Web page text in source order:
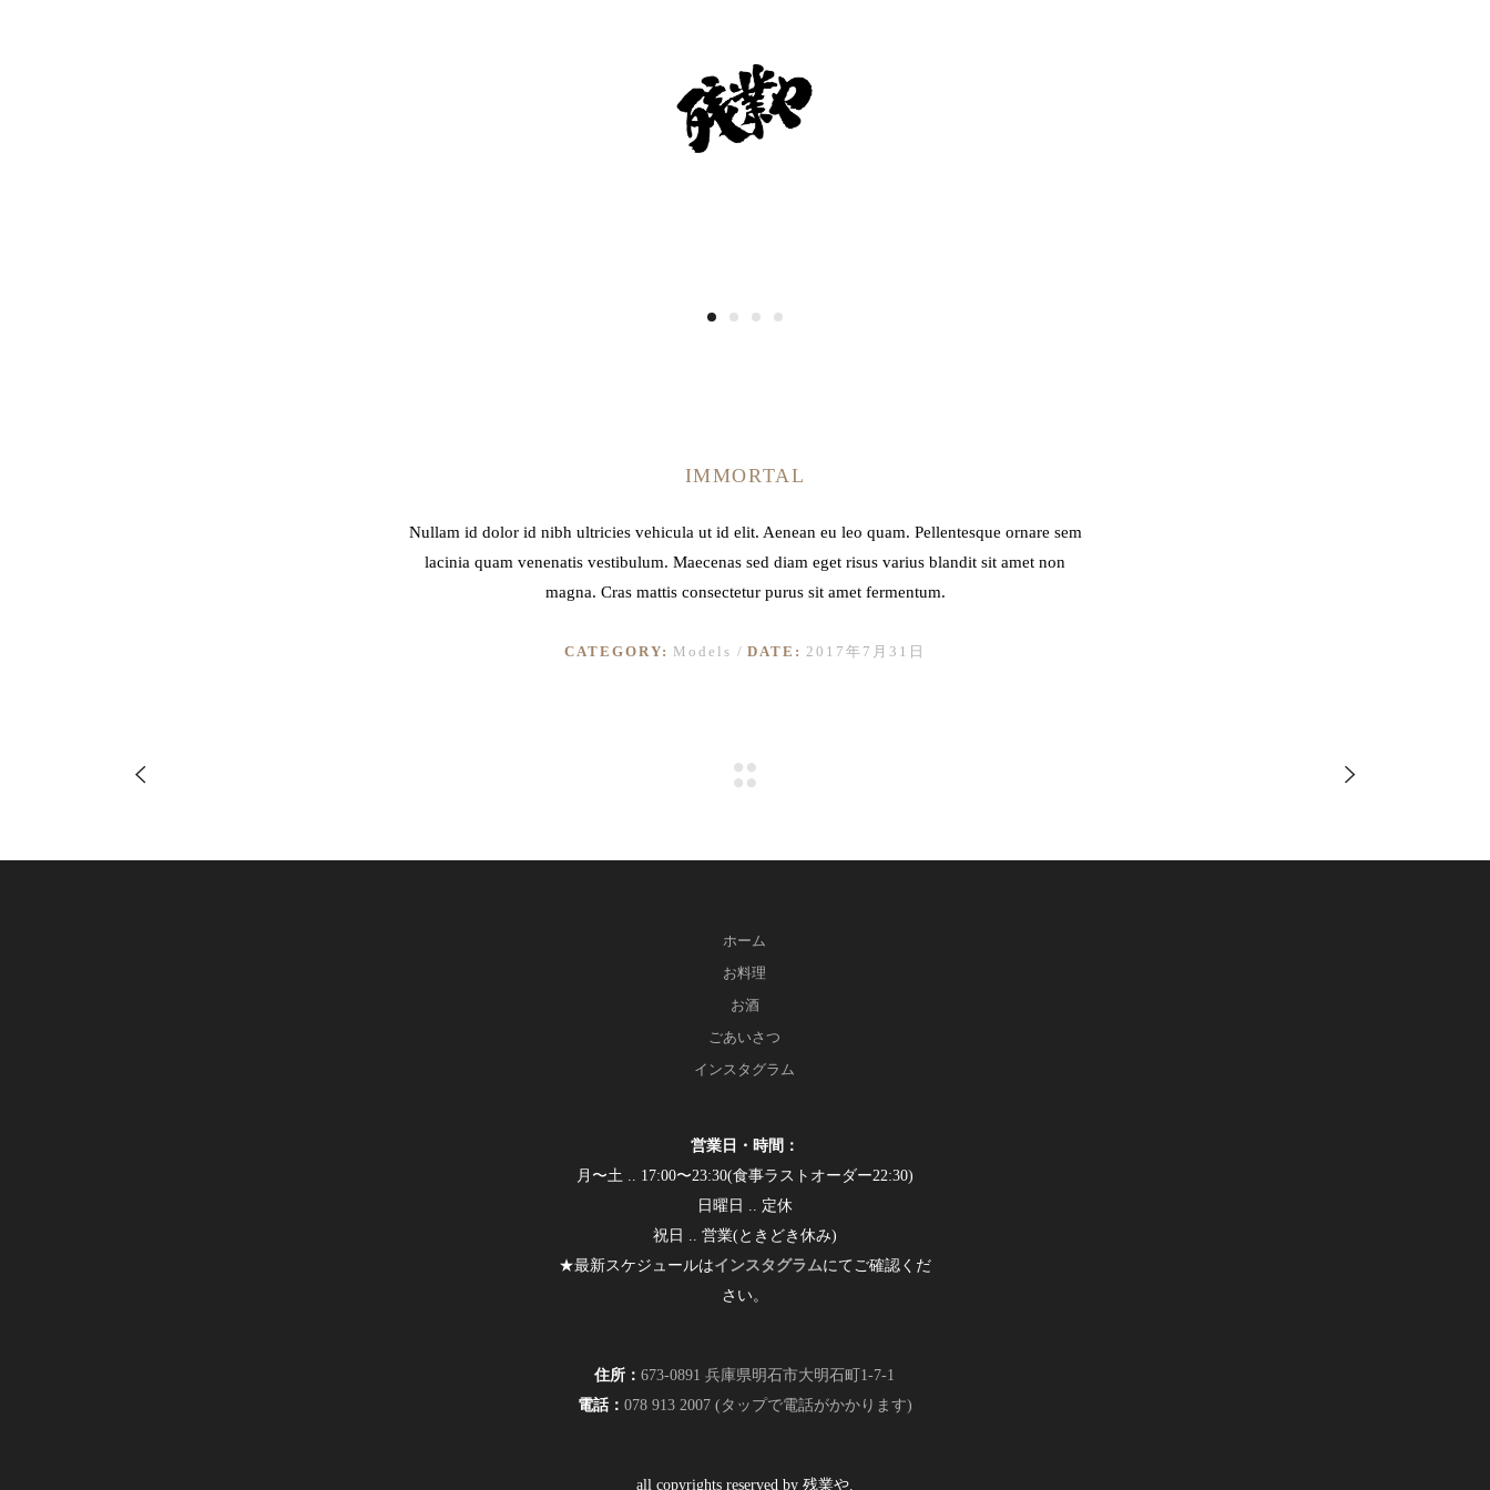
IMMORTAL
Nullam id dolor id nibh ultricies vehicula ut id elit. Aenean eu leo quam. Pellentesque ornare sem
lacinia quam venenatis vestibulum. Maecenas sed diam eget risus varius blandit sit amet non
magna. Cras mattis consectetur purus sit amet fermentum.
CATEGORY: Models DATE: 2017年7月31日
ホーム
お料理
お酒
ごあいさつ
インスタグラム
営業日・時間：
月〜土 .. 17:00〜23:30(食事ラストオーダー22:30)
日曜日 .. 定休
祝日 .. 営業(ときどき休み)
★最新スケジュールはインスタグラムにてご確認くだ
さい。
住所：673-0891 兵庫県明石市大明石町1-7-1
電話： 078 913 2007 (タップで電話がかかります)
all copyrights reserved by 残業や.